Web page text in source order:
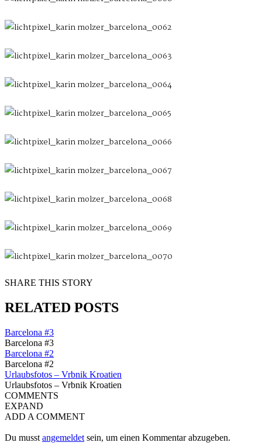
SHARE THIS STORY
RELATED POSTS
Barcelona #3
Barcelona #3
Barcelona #2
Barcelona #2
Urlaubsfotos – Vrbnik Kroatien
Urlaubsfotos – Vrbnik Kroatien
COMMENTS
EXPAND
ADD A COMMENT
Du musstangemeldetsein, um einen Kommentar abzugeben.